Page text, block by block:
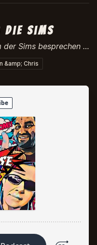
die sims
Zum zwanzigjährigen Jubiläum der Sims besprechen Sven und Chris diesen modernen Klassiker der Videospielgeschichte. Viel Spaß!
&amp; Chris